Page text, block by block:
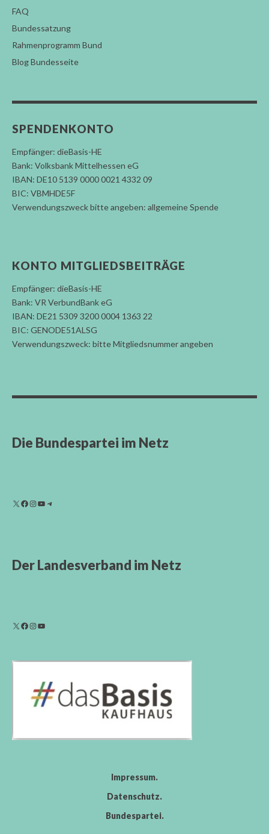
FAQ
Bundessatzung
Rahmenprogramm Bund
Blog Bundesseite
SPENDENKONTO
Empfänger: dieBasis-HE
Bank: Volksbank Mittelhessen eG
IBAN: DE10 5139 0000 0021 4332 09
BIC: VBMHDE5F
Verwendungszweck bitte angeben: allgemeine Spende
KONTO MITGLIEDSBEITRÄGE
Empfänger: dieBasis-HE
Bank: VR VerbundBank eG
IBAN: DE21 5309 3200 0004 1363 22
BIC: GENODE51ALSG
Verwendungszweck: bitte Mitgliedsnummer angeben
Die Bundespartei im Netz
Der Landesverband im Netz
Impressum
Datenschutz
Bundespartei